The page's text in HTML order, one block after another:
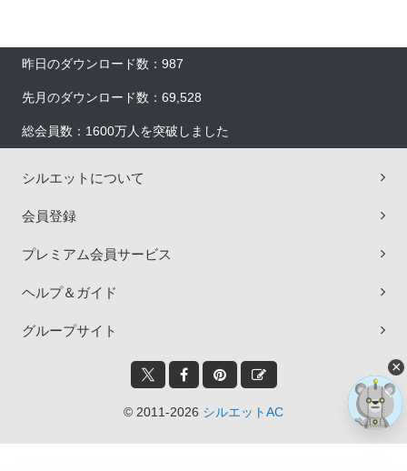
昨日のダウンロード数：987
先月のダウンロード数：69,528
総会員数：1600万人を突破しました
シルエットについて
会員登録
プレミアム会員サービス
ヘルプ＆ガイド
グループサイト
© 2011-2026 シルエットAC
×